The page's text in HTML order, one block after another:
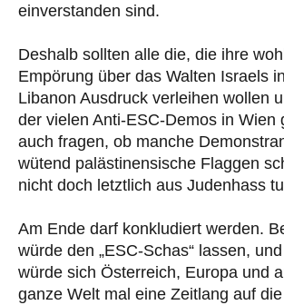
einverstanden sind.
Deshalb sollten alle die, die ihre
Empörung über das Walten Israels
Libanon Ausdruck verleihen wollen
der vielen Anti-ESC-Demos in Wien
auch fragen, ob manche
wütend palästinensische Flaggen
nicht doch letztlich aus Judenhass
Am Ende darf konkludiert werden.
würde den „ESC-Schas“ lassen,
würde sich Österreich, Europa und
ganze Welt mal eine Zeitlang auf